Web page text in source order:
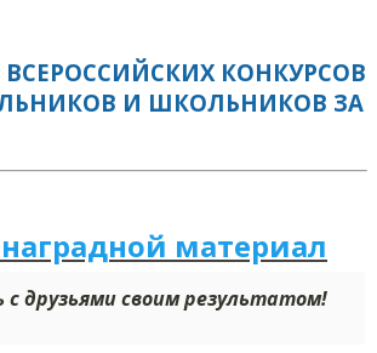
ВСЕРОССИЙСКИХ КОНКУРСОВ
И ШКОЛЬНИКОВ ЗА
материал
с друзьями своим результатом!